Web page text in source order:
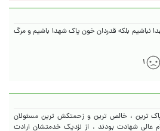
نباشیم بلکه قدردان خون پاک شهدا باشیم و مرگ
۱
ترین ، خالص ترین و زحمتکش ترین مسئولان
عالی شهادت بودند . از نزدیک خدمتشان ارادت